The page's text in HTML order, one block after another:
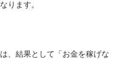
ります。
、結果として「お金を稼げな